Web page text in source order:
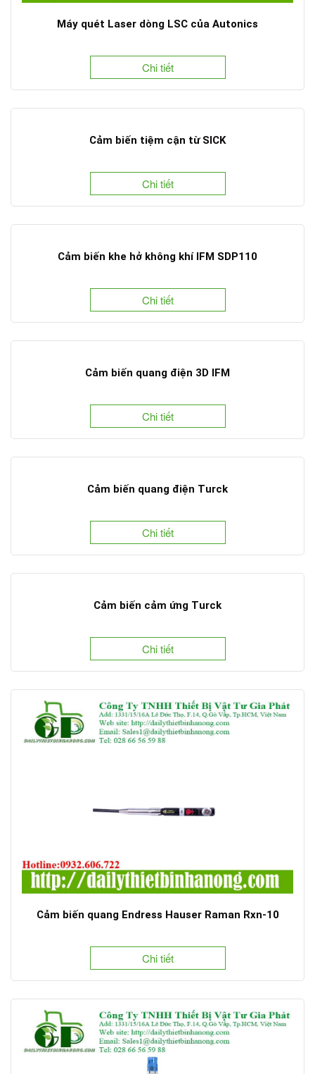
Máy quét Laser dòng LSC của Autonics
Chi tiết
Cảm biến tiệm cận từ SICK
Chi tiết
Cảm biến khe hở không khí IFM SDP110
Chi tiết
Cảm biến quang điện 3D IFM
Chi tiết
Cảm biến quang điện Turck
Chi tiết
Cảm biến cảm ứng Turck
Chi tiết
Cảm biến quang Endress Hauser Raman Rxn-10
Chi tiết